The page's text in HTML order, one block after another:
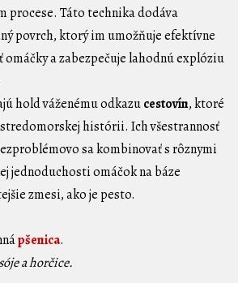
procese. Táto technika dodáva
povrch, ktorý im umožňuje efektívne
omáčky a zabezpečuje lahodnú explóziu
hold váženému odkazucestovín, ktoré
histórii. Ich všestrannosť
sa kombinovať s rôznymi
jednoduchosti omáčok na báze
zmesi, ako je pesto.
pšenica.
a horčice.